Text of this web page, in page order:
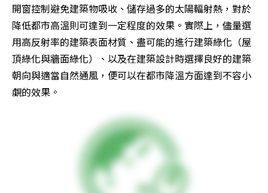
開窗控制避免建築物吸收、儲存過多的太陽輻射熱，對於
降低都市高溫則可達到一定程度的效果。實際上，儘量選
用高反射率的建築表面材質、盡可能的進行建築綠化（屋
頂綠化與牆面綠化）、以及在建築設計時選擇良好的建築
朝向與適當自然通風，便可以在都市降溫方面達到不容小
覷的效果。